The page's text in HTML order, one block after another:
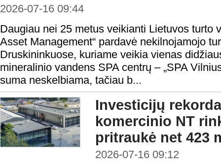
2026-07-16 09:44
Daugiau nei 25 metus veikianti Lietuvos turto
Asset Management“ pardavė nekilnojamojo
Druskininkuose, kuriame veikia vienas
mineralinio vandens SPA centrų – „SPA
suma neskelbiama, tačiau b...
Investicijų
komercinio NT
pritraukė net 423
2026-07-16 09:12